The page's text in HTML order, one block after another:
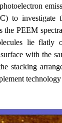
to
the PEEM
lie flatly
with the
stacking